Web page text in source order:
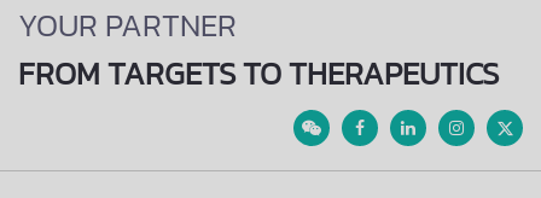
YOUR PARTNER
FROM TARGETS TO THERAPEUTICS